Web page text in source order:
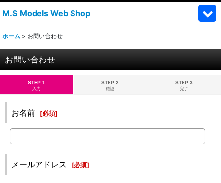
M.S Models Web Shop
ホーム > お問い合わせ
お問い合わせ
STEP 1
入力
STEP 2
確認
STEP 3
完了
お名前 [必須]
メールアドレス [必須]